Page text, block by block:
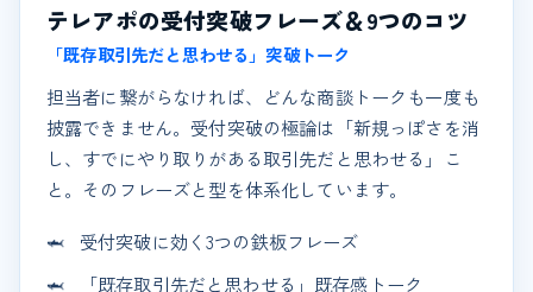
テレアポの受付突破フレーズ＆9つのコツ
「既存取引先だと思わせる」突破トーク
担当者に繋がらなければ、どんな商談トークも一度も
披露できません。受付突破の極論は「新規っぽさを消
し、すでにやり取りがある取引先だと思わせる」こ
と。そのフレーズと型を体系化しています。
受付突破に効く3つの鉄板フレーズ
「既存取引先だと思わせる」既存感トーク